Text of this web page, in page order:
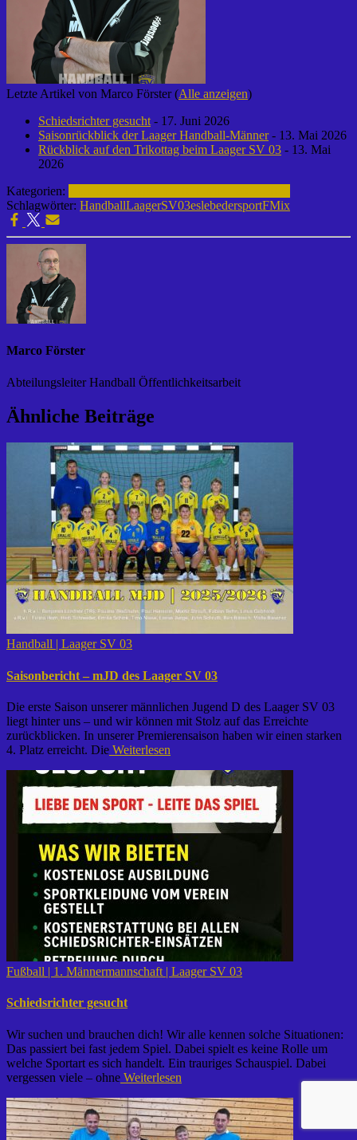
Letzte Artikel von Marco Förster(Alle anzeigen)
Schiedsrichter gesucht - 17. Juni 2026
Saisonrückblick der Laager Handball-Männer- 13. Mai 2026
Rückblick auf den Trikottag beim Laager SV 03 - 13. Mai
2026
Kategorien:
Schlagwörter: HandballLaagerSV03eslebedersportFMix
Marco Förster
Abteilungsleiter Handball Öffentlichkeitsarbeit
Ähnliche Beiträge
Handball | Laager SV 03
Saisonbericht – mJD des Laager SV 03
Die erste Saison unserer männlichen Jugend D des Laager SV 03
liegt hinter uns – und wir können mit Stolz auf das Erreichte
zurückblicken. In unserer Premierensaison haben wir einen starken
4. Platz erreicht. Die Weiterlesen
Fußball | 1. Männermannschaft | Laager SV 03
Schiedsrichter gesucht
Wir suchen und brauchen dich! Wir alle kennen solche Situationen:
Das passiert bei fast jedem Spiel. Dabei spielt es keine Rolle um
welche Sportart es sich handelt. Ein trauriges Schauspiel. Dabei
vergessen viele – ohne Weiterlesen